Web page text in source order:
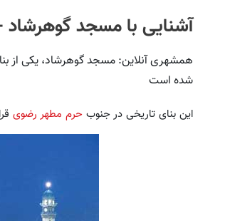
آشنایی با مسجد
همشهری آنلاین: مسجد گوهرشاد، یکی از
شده است
این بنای تاریخی در جنوب حرم مطهر رضوی